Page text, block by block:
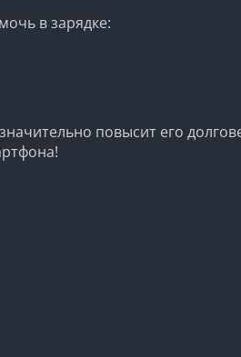
в зарядке:
повысит его